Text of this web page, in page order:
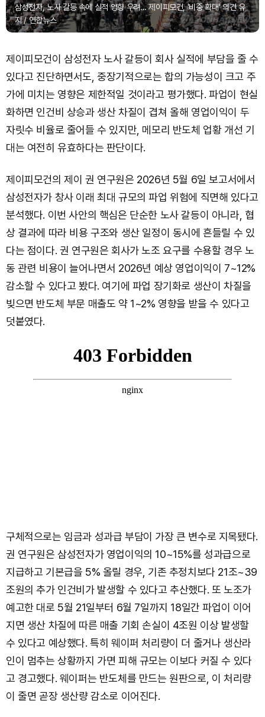
삼성전자, 노사 갈등 속에 실적 영향 우려… 제이피모건, '비중 확대' 의견 유
지 / 연합뉴스
제이피모건이 삼성전자 노사 갈등이 회사 실적에 부담을 줄 수
있다고 진단하면서도, 중장기적으로는 합의 가능성이 크고 주
가에 미치는 영향은 제한적일 것이라고 평가했다. 파업이 현실
화하면 인건비 상승과 생산 차질이 겹쳐 올해 영업이익이 두
자릿수 비율로 줄어들 수 있지만, 메모리 반도체 업황 개선 기
대는 여전히 유효하다는 판단이다.
제이피모건의 제이 권 연구원은 2026년 5월 6일 보고서에서
삼성전자가 창사 이래 최대 규모의 파업 위험에 직면해 있다고
분석했다. 이번 사안의 핵심은 단순한 노사 갈등이 아니라, 협
상 결과에 따라 비용 구조와 생산 일정이 동시에 흔들릴 수 있
다는 점이다. 권 연구원은 회사가 노조 요구를 수용할 경우 노
동 관련 비용이 늘어나면서 2026년 예상 영업이익이 7~12%
감소할 수 있다고 봤다. 여기에 파업 장기화로 생산이 차질을
빚으면 반도체 부문 매출도 약 1~2% 영향을 받을 수 있다고
덧붙였다.
구체적으로는 임금과 성과급 부담이 가장 큰 변수로 지목됐다.
권 연구원은 삼성전자가 영업이익의 10~15%를 성과급으로
지급하고 기본급을 5% 올릴 경우, 기존 추정치보다 21조~39
조원의 추가 인건비가 발생할 수 있다고 추산했다. 또 노조가
예고한 대로 5월 21일부터 6월 7일까지 18일간 파업이 이어
지면 생산 차질에 따른 매출 기회 손실이 4조원 이상 발생할
수 있다고 예상했다. 특히 웨이퍼 처리량이 더 줄거나 생산라
인이 멈추는 상황까지 가면 피해 규모는 이보다 커질 수 있다
고 경고했다. 웨이퍼는 반도체를 만드는 원판으로, 이 처리량
이 줄면 곧장 생산량 감소로 이어진다.